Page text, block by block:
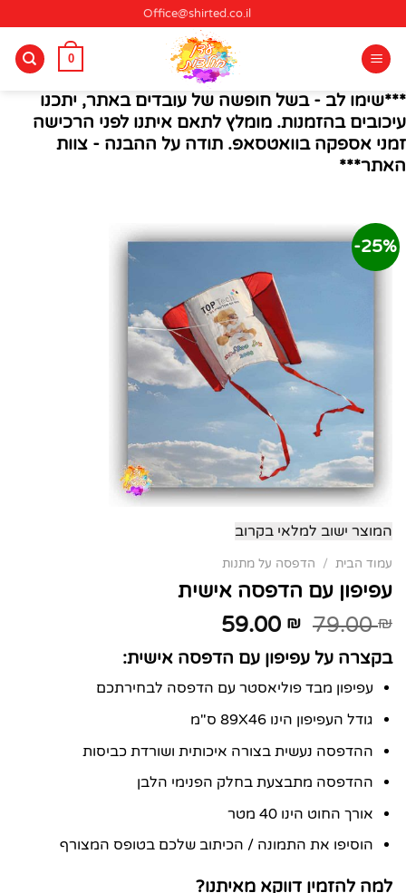
to
content
Office@shirted.co.il
0
***שימו לב - בשל חופשה של עובדים באתר, יתכנו
עיכובים בהזמנות. מומלץ לתאם איתנו לפני הרכישה
זמני אספקה בוואטסאפ. תודה על ההבנה - צוות
האתר***
25%-
המוצר ישוב למלאי בקרוב
עמוד הבית / הדפסה על מתנות
עפיפון עם הדפסה אישית
79.00₪
59.00 ₪
בקצרה על עפיפון עם הדפסה אישית:
עפיפון מבד פוליאסטר עם הדפסה לבחירתכם
גודל העפיפון הינו 89X46 ס"מ
ההדפסה נעשית בצורה איכותית ושורדת כביסות
ההדפסה מתבצעת בחלק הפנימי הלבן
אורך החוט הינו 40 מטר
הוסיפו את התמונה / הכיתוב שלכם בטופס המצורף
למה להזמין דווקא מאיתנו?